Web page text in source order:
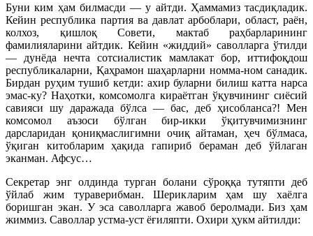
Буни ким ҳам билмасди — у айтди. Ҳаммамиз тасдиқладик.
Кейин республика партия ва давлат арбоблари, област, раён,
колхоз, қишлоқ Совети, мактаб раҳбарларининг
фамилияларини айтдик. Кейин «жиддий» саволларга ўтилди
— дунёда нечта сотсиалистик мамлакат бор, иттифоқдош
республикаларни, Қаҳрамон шаҳарларни номма-ном санадик.
Бирдан руҳим тушиб кетди: ахир буларни билиш катта нарса
эмас-ку? Наҳотки, комсомолга кираётган ўқувчининг сиёсий
савияси шу даражада бўлса — бас, деб ҳисобланса?! Мен
комсомол аъзоси бўлган бир-икки ўқитувчимизнинг
дарсларидан қониқмаслигимни очиқ айтаман, ҳеч бўлмаса,
ўқиган китобларим ҳақида гапириб бераман деб ўйлаган
эканман. Афсус…
Секретар энг олдинда турган болани сўроққа тутяпти деб
ўйлаб жим тураверибман. Шерикларим ҳам шу хаёлга
боришган экан. У эса саволларга жавоб беролмади. Биз ҳам
жиммиз. Саволлар устма-уст ёғиляпти. Охири ҳукм айтилди: